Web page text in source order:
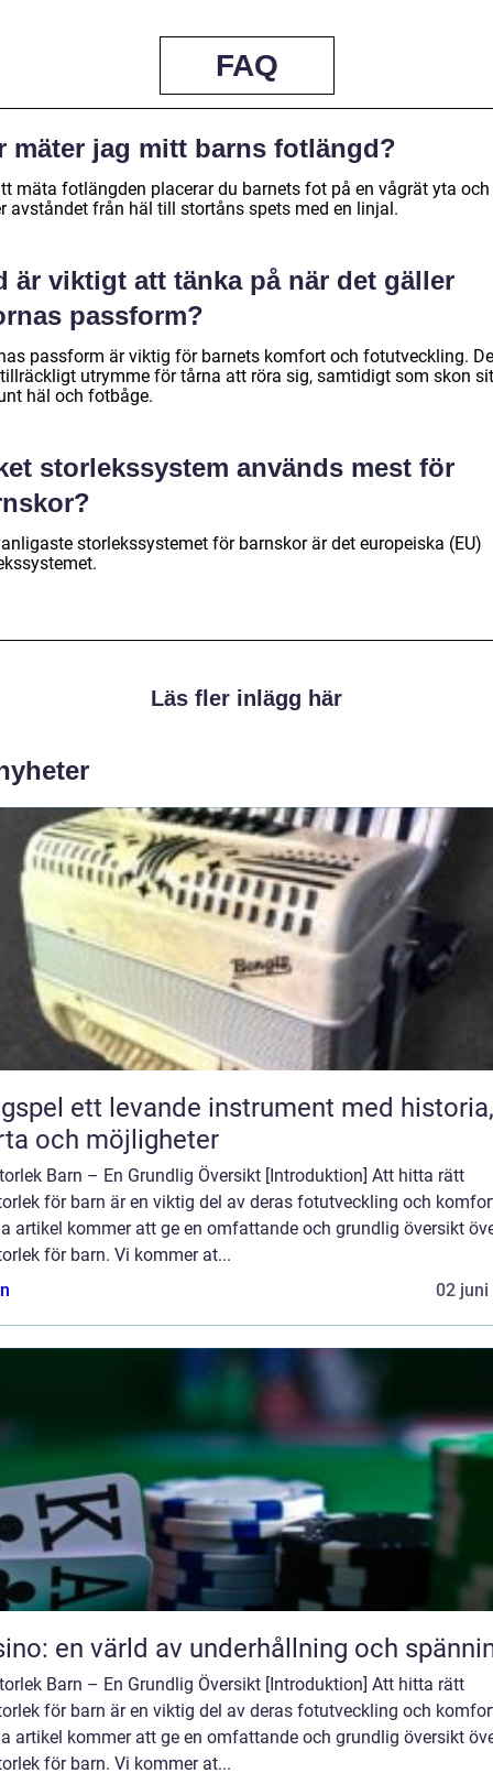
FAQ
mäter jag mitt barns fotlängd?
mäta fotlängden placerar du barnets fot på en vågrät yta och
avståndet från häl till stortåns spets med en linjal.
är viktigt att tänka på när det gäller
passform?
passform är viktig för barnets komfort och fotutveckling.
utrymme för tårna att röra sig, samtidigt som skon
häl och fotbåge.
storlekssystem används mest för
storlekssystemet för barnskor är det europeiska (EU)
Läs fler inlägg här
med historia,
och möjligheter
Barn – En Grundlig Översikt [Introduktion] Att hitta rätt
för barn är en viktig del av deras fotutveckling och
artikel kommer att ge en omfattande och grundlig översikt
för barn. Vi kommer at...
02 juni
en värld av underhållning och
Barn – En Grundlig Översikt [Introduktion] Att hitta rätt
för barn är en viktig del av deras fotutveckling och
artikel kommer att ge en omfattande och grundlig översikt
för barn. Vi kommer at...